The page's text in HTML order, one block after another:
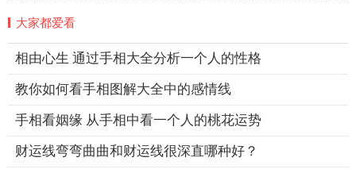
大家都爱看
相由心生 通过手相大全分析一个人的性格
教你如何看手相图解大全中的感情线
手相看姻缘 从手相中看一个人的桃花运势
财运线弯弯曲曲和财运线很深直哪种好？